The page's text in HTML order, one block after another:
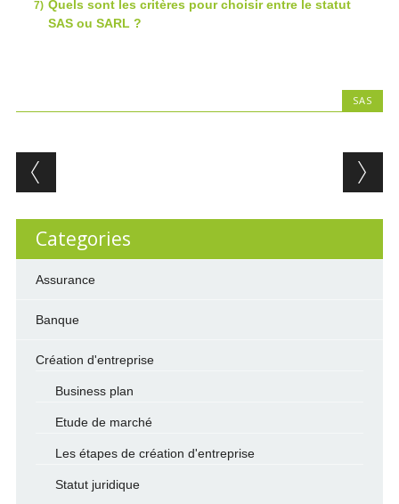
Quels sont les critères pour choisir entre le statut
SAS ou SARL ?
SAS
Post navigation
Categories
Assurance
Banque
Création d'entreprise
Business plan
Etude de marché
Les étapes de création d'entreprise
Statut juridique